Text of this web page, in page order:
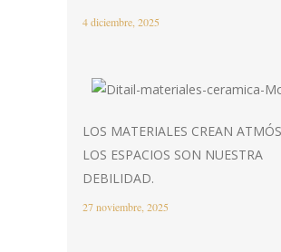
4 diciembre, 2025
LOS MATERIALES CREAN
LOS ESPACIOS SON NUESTRA
DEBILIDAD.
27 noviembre, 2025